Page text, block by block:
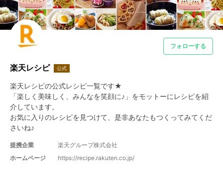
フォローする
楽天レシピ 公式
楽天レシピの公式レシピ一覧です★
「楽しく美味しく、みんなを笑顔に♪」をモットーにレシピを紹
介しています。
お気に入りのレシピを見つけて、是非あなたもつくってみてくだ
さいね♪
提携企業
楽天グループ株式会社
ホームページ
https://recipe.rakuten.co.jp/